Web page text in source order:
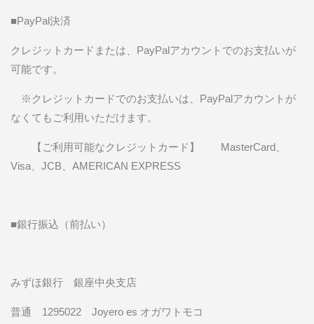
■PayPal決済
クレジットカードまたは、PayPalアカウントでのお支払いが
可能です。
※クレジットカードでのお支払いは、PayPalアカウントが
なくてもご利用いただけます。
【ご利用可能なクレジットカード】 MasterCard、
Visa、JCB、AMERICAN EXPRESS
■銀行振込（前払い）
みずほ銀行 銀座中央支店
普通 1295022 Joyero es オガワトモコ